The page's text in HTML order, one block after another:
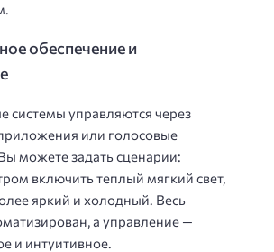
обеспечение и
системы управляются через
или голосовые
можете задать сценарии:
включить теплый мягкий свет,
яркий и холодный. Весь
а управление —
и интуитивное.